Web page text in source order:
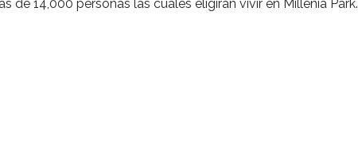
de 14,000 personas las cuales eligirán vivir en Millenia Park.